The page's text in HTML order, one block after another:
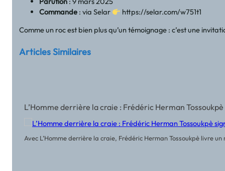
Commande : via Selar
https://selar.com/w751t1
Comme un roc est bien plus qu’un témoignage : c’est une
Articles Similaires
L’Homme derrière la craie : Frédéric Herman
Avec L’Homme derrière la craie, Frédéric Herman Tossoukpè livre